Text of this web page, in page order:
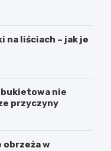
na liściach – jak je
nie
przyczyny
obrzeża w